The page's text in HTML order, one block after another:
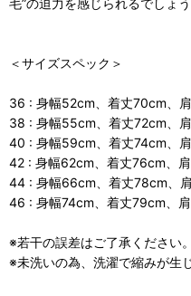
毛”の迫力を感じられるでしょう
＜サイズスペック＞
36 : 身幅52cm、着丈70cm、
38 : 身幅55cm、着丈72cm、
40 : 身幅59cm、着丈74cm、
42 : 身幅62cm、着丈76cm、
44 : 身幅66cm、着丈78cm、
46 : 身幅74cm、着丈79cm、
※若干の誤差はご了承ください。
※未洗いの為、洗濯で縮みが生